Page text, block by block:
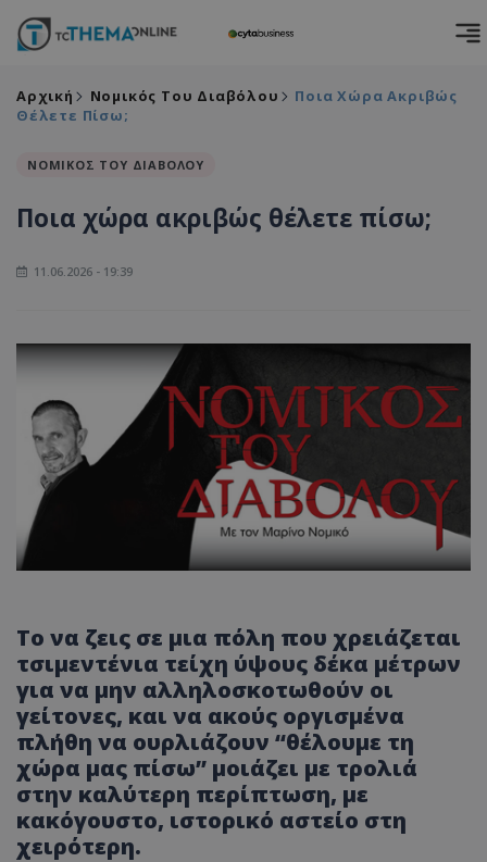
Αρχική Νομικός Του Διαβόλου
Ποια Χώρα Ακριβώς
Θέλετε Πίσω;
ΝΟΜΙΚΟΣ ΤΟΥ ΔΙΑΒΟΛΟΥ
Ποια χώρα ακριβώς θέλετε πίσω;
11.06.2026 - 19:39
Το να ζεις σε μια πόλη που χρειάζεται
τσιμεντένια τείχη ύψους δέκα μέτρων
για να μην αλληλοσκοτωθούν οι
γείτονες, και να ακούς οργισμένα
πλήθη να ουρλιάζουν “θέλουμε τη
χώρα μας πίσω” μοιάζει με τρολιά
στην καλύτερη περίπτωση, με
κακόγουστο, ιστορικό αστείο στη
χειρότερη.